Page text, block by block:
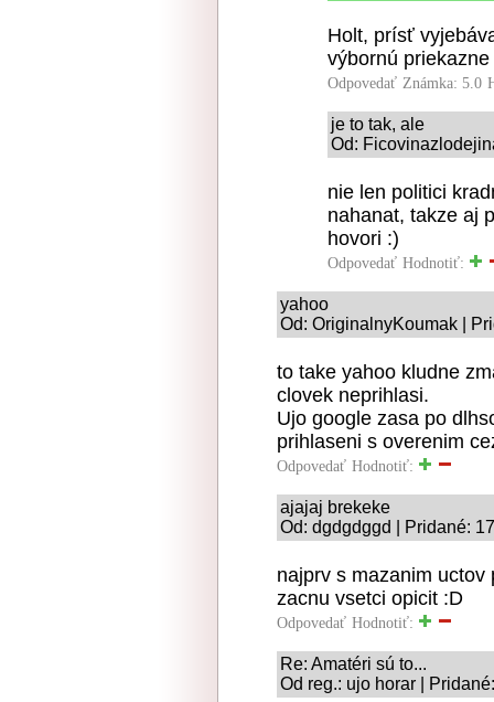
Holt, prísť
výbornú
Odpovedať Známka: 5.0
je to tak, ale
Od:
nie len politici
nahanat, takze aj
hovori :)
Odpovedať Hodnotiť:
yahoo
Od: OriginalnyKoumak |
to take yahoo kludne
clovek neprihlasi.
Ujo google zasa po
prihlaseni s overenim
Odpovedať Hodnotiť:
ajajaj brekeke
Od: dgdgdggd | Pridané:
najprv s mazanim
zacnu vsetci opicit :D
Odpovedať Hodnotiť:
Re: Amatéri sú to...
Od reg.: ujo horar |